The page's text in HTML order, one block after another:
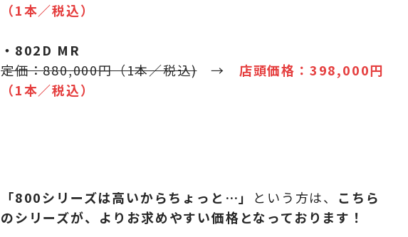
（1本／税込）
・802D MR
定価：880,000円（1本／税込)→ 店頭価格：398,000円
（1本／税込）
「800シリーズは高いからちょっと…」 という方は、 こちら
のシリーズが、よりお求めやすい価格となっております！